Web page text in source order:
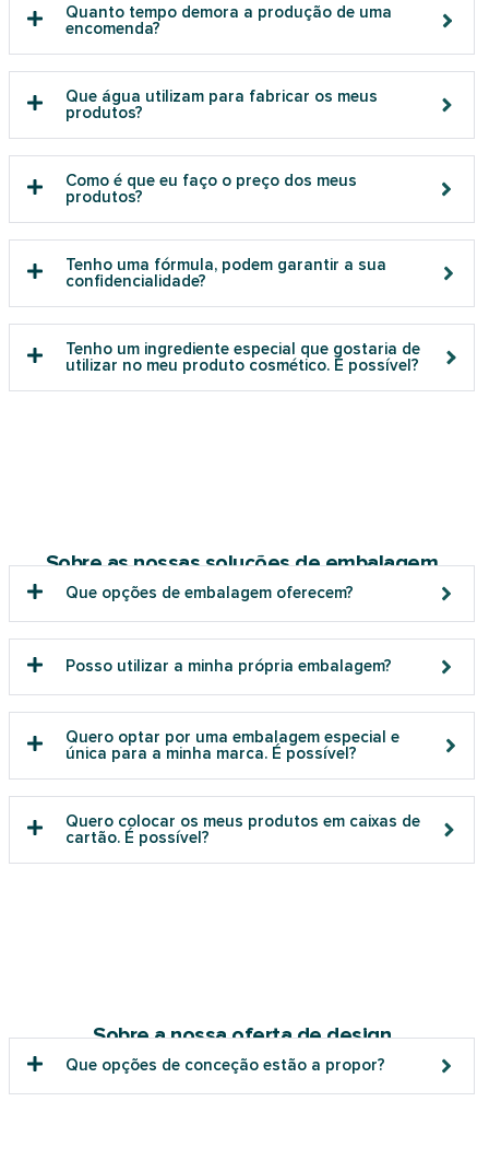
Quanto tempo demora a produção de uma
encomenda?
Que água utilizam para fabricar os meus
produtos?
Como é que eu faço o preço dos meus
produtos?
Tenho uma fórmula, podem garantir a sua
confidencialidade?
Tenho um ingrediente especial que gostaria de
utilizar no meu produto cosmético. É possível?
Sobre as nossas soluções de embalagem
Que opções de embalagem oferecem?
Posso utilizar a minha própria embalagem?
Quero optar por uma embalagem especial e
única para a minha marca. É possível?
Quero colocar os meus produtos em caixas de
cartão. É possível?
Sobre a nossa oferta de design
Que opções de conceção estão a propor?